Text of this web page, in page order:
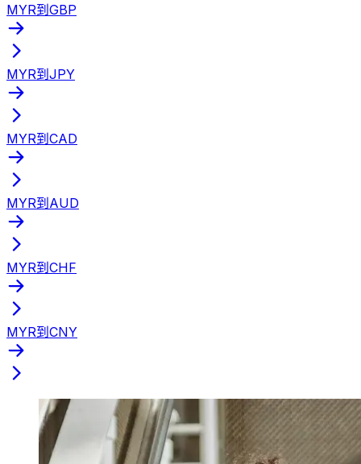
MYR到GBP
MYR到JPY
MYR到CAD
MYR到AUD
MYR到CHF
MYR到CNY